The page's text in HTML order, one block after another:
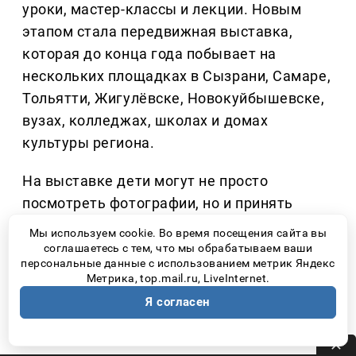
уроки, мастер-классы и лекции. Новым
этапом стала передвижная выставка,
которая до конца года побывает на
нескольких площадках в Сызрани, Самаре,
Тольятти, Жигулёвске, Новокуйбышевске,
вузах, колледжах, школах и домах
культуры региона.
На выставке дети могут не просто
посмотреть фотографии, но и принять
участие в тематическом квесте, узнать,
почему орлана называют «крылатым
санитаром», сколько лет молодые птицы
могут оставаться рядом с родителями и
почему именно человек представляет для
Мы используем cookie. Во время посещения сайта вы
соглашаетесь с тем, что мы обрабатываем ваши
персональные данные с использованием метрик Яндекс
Метрика, top.mail.ru, LiveInternet.
Я согласен